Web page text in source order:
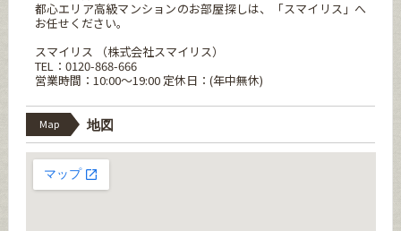
都心エリア高級マンションのお部屋探しは、「スマイリス」へ
お任せください。
スマイリス （株式会社スマイリス）
TEL：0120-868-666
営業時間：10:00～19:00 定休日：(年中無休)
Map 地図